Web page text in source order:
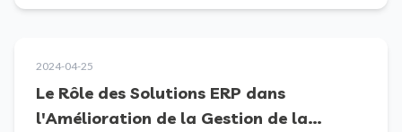
2024-04-25
Le Rôle des Solutions ERP dans
l'Amélioration de la Gestion de la